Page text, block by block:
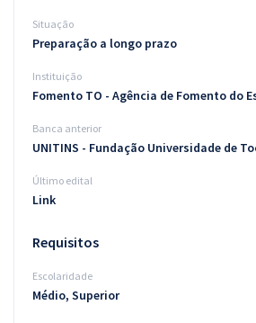
Blog
Aprovados
Atendimento
Situação
Preparação a longo prazo
Instituição
Fomento TO - Agência de Fomento do
Banca anterior
UNITINS - Fundação Universidade de
Último edital
Link
Requisitos
Escolaridade
Médio, Superior